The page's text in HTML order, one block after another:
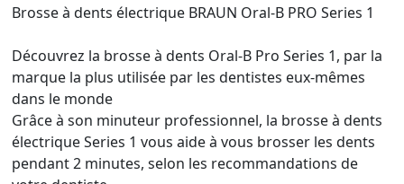
Brosse à dents électrique BRAUN Oral-B PRO Series 1
Découvrez la brosse à dents Oral-B Pro Series 1, par la
marque la plus utilisée par les dentistes eux-mêmes
dans le monde
Grâce à son minuteur professionnel, la brosse à dents
électrique Series 1 vous aide à vous brosser les dents
pendant 2 minutes, selon les recommandations de